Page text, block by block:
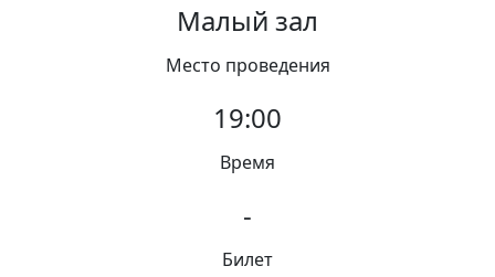
Малый зал
Место проведения
19:00
Время
-
Билет